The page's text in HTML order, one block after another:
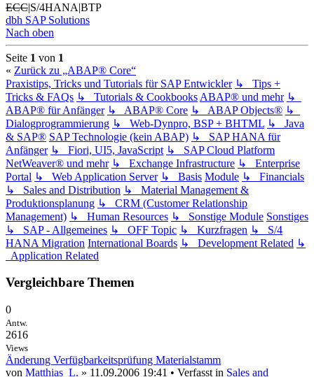
ECC|S/4HANA|BTP
dbh SAP Solutions
Nach oben
Seite 1 von 1
« Zurück zu „ABAP® Core“
Praxistips, Tricks und Tutorials für SAP Entwickler ↳ Tips +
Tricks & FAQs ↳ Tutorials & Cookbooks ABAP® und mehr ↳
ABAP® für Anfänger ↳ ABAP® Core ↳ ABAP Objects® ↳
Dialogprogrammierung ↳ Web-Dynpro, BSP + BHTML ↳ Java
& SAP® SAP Technologie (kein ABAP) ↳ SAP HANA für
Anfänger ↳ Fiori, UI5, JavaScript ↳ SAP Cloud Platform
NetWeaver® und mehr ↳ Exchange Infrastructure ↳ Enterprise
Portal ↳ Web Application Server ↳ Basis Module ↳ Financials
↳ Sales and Distribution ↳ Material Management &
Produktionsplanung ↳ CRM (Customer Relationship
Management) ↳ Human Resources ↳ Sonstige Module Sonstiges
↳ SAP - Allgemeines ↳ OFF Topic ↳ Kurzfragen ↳ S/4
HANA Migration International Boards ↳ Development Related ↳
Application Related
Vergleichbare Themen
0
Antw.
2616
Views
Änderung Verfügbarkeitsprüfung Materialstamm
von Matthias_L. » 11.09.2006 19:41 • Verfasst in Sales and